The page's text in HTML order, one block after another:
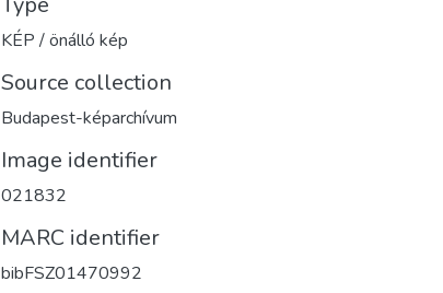
KÉP / önálló kép
Source collection
Budapest-képarchívum
Image identifier
021832
MARC identifier
bibFSZ01470992